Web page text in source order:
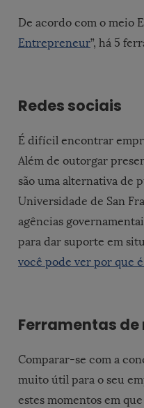
De acordo com o meio
Entrepreneur”, há 5
Redes sociais
É difícil encontrar
Além de outorgar
são uma alternativa de
Universidade de San
agências
para dar suporte em
você pode ver por que
Ferramentas
Comparar-se com a
muito útil para o seu
estes momentos em